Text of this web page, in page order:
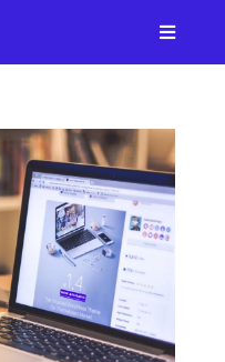
